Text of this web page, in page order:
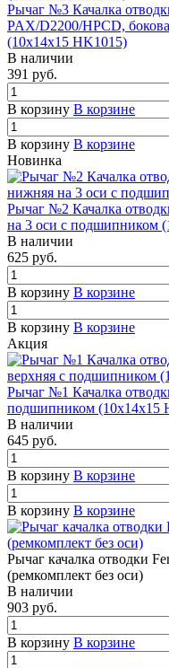
Рычаг №3 Качалка
PAX/D2200/HPCD,
(10х14х15 HK1015)
В наличии
391 руб.
В корзину В корзине
В корзину В корзине
Новинка
Рычаг №2 Качалка
на 3 оси с подшипником
В наличии
625 руб.
В корзину В корзине
В корзину В корзине
Акция
Рычаг №1 Качалка
подшипником (10х14х15
В наличии
645 руб.
В корзину В корзине
В корзину В корзине
Рычаг качалка отводки
(ремкомплект без оси)
В наличии
903 руб.
В корзину В корзине